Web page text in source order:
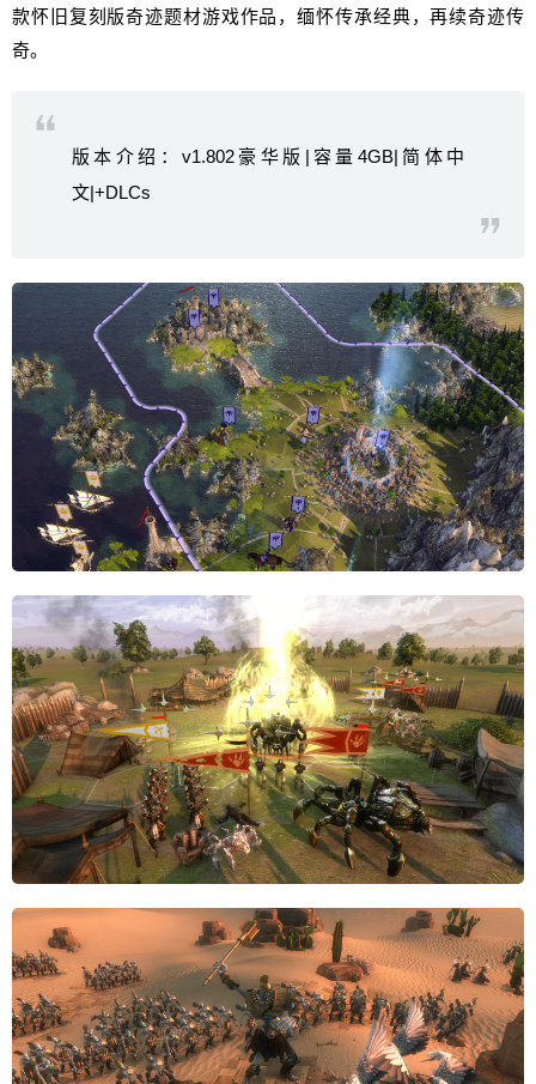
款怀旧复刻版奇迹题材游戏作品，缅怀传承经典，再续奇迹传
奇。
版本介绍：v1.802豪华版|容量4GB|简体中
文|+DLCs